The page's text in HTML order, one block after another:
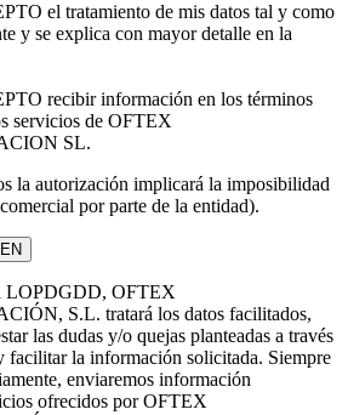
el tratamiento de mis datos tal y como
y se explica con mayor detalle en la
recibir información en los términos
servicios de OFTEX
SL.
la autorización implicará la imposibilidad
por parte de la entidad).
LOPDGDD, OFTEX
S.L. tratará los datos facilitados,
las dudas y/o quejas planteadas a través
facilitar la información solicitada. Siempre
enviaremos información
ofrecidos por OFTEX